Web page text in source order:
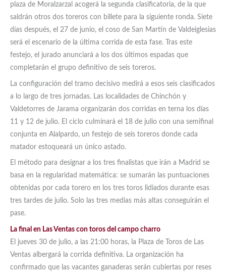
plaza de Moralzarzal acogerá la segunda clasificatoria, de la que
saldrán otros dos toreros con billete para la siguiente ronda. Siete
días después, el 27 de junio, el coso de San Martín de Valdeiglesias
será el escenario de la última corrida de esta fase. Tras este
festejo, el jurado anunciará a los dos últimos espadas que
completarán el grupo definitivo de seis toreros.
La configuración del tramo decisivo medirá a esos seis clasificados
a lo largo de tres jornadas. Las localidades de Chinchón y
Valdetorres de Jarama organizarán dos corridas en terna los días
11 y 12 de julio. El ciclo culminará el 18 de julio con una semifinal
conjunta en Alalpardo, un festejo de seis toreros donde cada
matador estoqueará un único astado.
El método para designar a los tres finalistas que irán a Madrid se
basa en la regularidad matemática: se sumarán las puntuaciones
obtenidas por cada torero en los tres toros lidiados durante esas
tres tardes de julio. Solo las tres medias más altas conseguirán el
pase.
La final en Las Ventas con toros del campo charro
El jueves 30 de julio, a las 21:00 horas, la Plaza de Toros de Las
Ventas albergará la corrida definitiva. La organización ha
confirmado que las vacantes ganaderas serán cubiertas por reses